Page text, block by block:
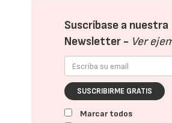
Suscríbase a nuestra
Newsletter - Ver
SUSCRIBIRME GRATIS
Marcar todos